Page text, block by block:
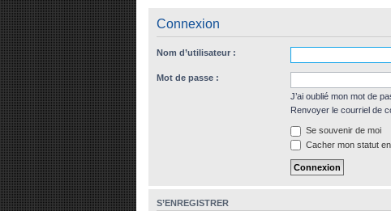
Connexion
Nom d’utilisateur :
Mot de passe :
J’ai oublié mon mot de
Renvoyer le courriel de
Se souvenir de moi
Cacher mon statut
S’ENREGISTRER